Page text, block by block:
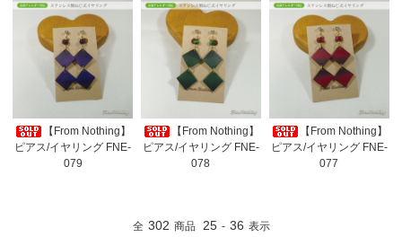
【From Nothing】
ピアス/イヤリング FNE-
079
【From Nothing】
ピアス/イヤリング FNE-
078
【From Nothing】
ピアス/イヤリング FNE-
077
全 302 商品 25 - 36 表示